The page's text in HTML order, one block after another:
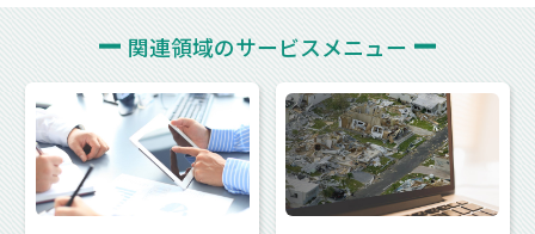
関連領域のサービスメニュー